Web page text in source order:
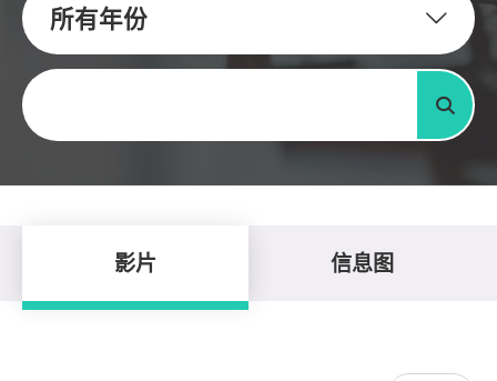
所有年份
关键字
搜寻
影片 信息图